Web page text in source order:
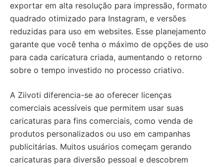
exportar em alta resolução para impressão, formato
quadrado otimizado para Instagram, e versões
reduzidas para uso em websites. Esse planejamento
garante que você tenha o máximo de opções de uso
para cada caricatura criada, aumentando o retorno
sobre o tempo investido no processo criativo.
A Ziivoti diferencia-se ao oferecer licenças
comerciais acessíveis que permitem usar suas
caricaturas para fins comerciais, como venda de
produtos personalizados ou uso em campanhas
publicitárias. Muitos usuários começam gerando
caricaturas para diversão pessoal e descobrem